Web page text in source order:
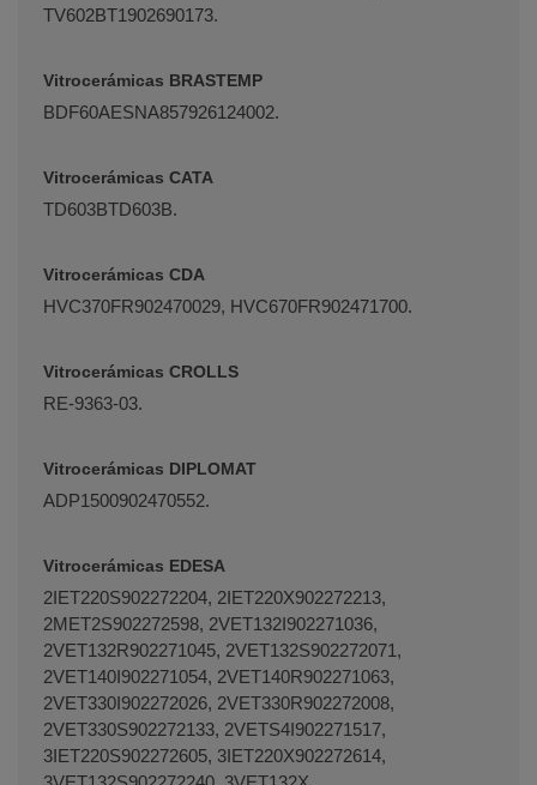
TV602BT1902690173.
Vitrocerámicas BRASTEMP
BDF60AESNA857926124002.
Vitrocerámicas CATA
TD603BTD603B.
Vitrocerámicas CDA
HVC370FR902470029, HVC670FR902471700.
Vitrocerámicas CROLLS
RE-9363-03.
Vitrocerámicas DIPLOMAT
ADP1500902470552.
Vitrocerámicas EDESA
2IET220S902272204, 2IET220X902272213,
2MET2S902272598, 2VET132I902271036,
2VET132R902271045, 2VET132S902272071,
2VET140I902271054, 2VET140R902271063,
2VET330I902272026, 2VET330R902272008,
2VET330S902272133, 2VETS4I902271517,
3IET220S902272605, 3IET220X902272614,
Terminal de consulta○ Motor activo -
Resistencia vitrocerámica BALAY BOSCH
SIEMENS (289561)